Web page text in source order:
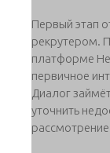
Первый этап
рекрутером.
платформе
первичное
Диалог
уточнить